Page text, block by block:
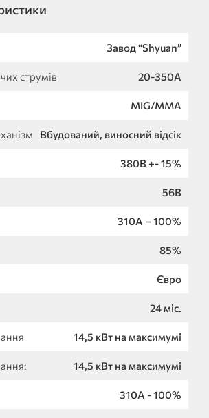
Завод “Shyuan”
струмів 20-350А
MIG/MMA
Вбудований, виносний відсік
380В +- 15%
56В
310А – 100%
85%
Євро
24 міс.
14,5 кВт на максимумі
14,5 кВт на максимумі
310А - 100%